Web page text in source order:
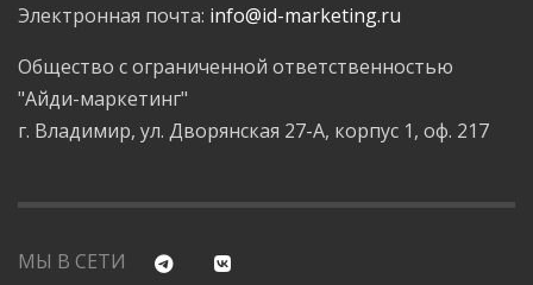
Электронная почта: info@id-marketing.ru
Общество с ограниченной ответственностью
"Айди-маркетинг"
г. Владимир, ул. Дворянская 27-А, корпус 1, оф. 217
МЫ В СЕТИ